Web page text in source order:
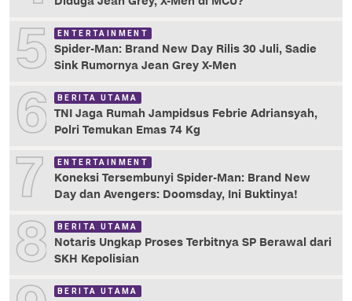
5 ENTERTAINMENT
Spider-Man: Brand New Day Rilis 30 Juli, Sadie
Sink Rumornya Jean Grey X-Men
6 BERITA UTAMA
TNI Jaga Rumah Jampidsus Febrie Adriansyah,
Polri Temukan Emas 74 Kg
7 ENTERTAINMENT
Koneksi Tersembunyi Spider-Man: Brand New
Day dan Avengers: Doomsday, Ini Buktinya!
8 BERITA UTAMA
Notaris Ungkap Proses Terbitnya SP Berawal dari
SKH Kepolisian
BERITA UTAMA